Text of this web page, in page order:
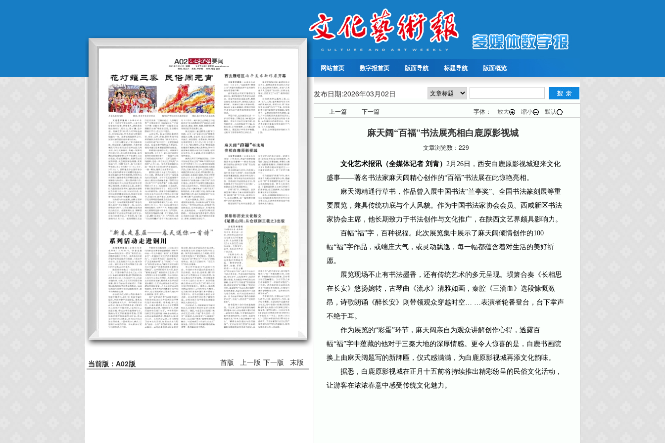
网站首页 数字报首页 版面导航 标题导航 版面概览
当前版：A02版 首版 上一版 下一版 末版
发布日期:2026年03月02日
上一篇 下一篇 字体： 放大 缩小 默认
麻天阔“百福”书法展亮相白鹿原影视城
文章浏览数：229
文化艺术报讯（全媒体记者 刘青） 2月26日，西安白鹿原影视城迎来文化
盛事——著名书法家麻天阔精心创作的“百福”书法展在此惊艳亮相。
麻天阔精通行草书，作品曾入展中国书法“兰亭奖”、全国书法篆刻展等重
要展览，兼具传统功底与个人风貌。作为中国书法家协会会员、西咸新区书法
家协会主席，他长期致力于书法创作与文化推广，在陕西文艺界颇具影响力。
百幅“福”字，百种祝福。此次展览集中展示了麻天阔倾情创作的100
幅“福”字作品，或端庄大气，或灵动飘逸，每一幅都蕴含着对生活的美好祈
愿。
展览现场不止有书法墨香，还有传统艺术的多元呈现。埙箫合奏《长相思
在长安》悠扬婉转，古琴曲《流水》清雅如画，秦腔《三滴血》选段慷慨激
昂，诗歌朗诵《醉长安》则带领观众穿越时空… …表演者轮番登台，台下掌声
不绝于耳。
作为展览的“彩蛋”环节，麻天阔亲自为观众讲解创作心得，透露百
幅“福”字中蕴藏的他对于三秦大地的深厚情感。更令人惊喜的是，白鹿书画院
换上由麻天阔题写的新牌匾，仪式感满满，为白鹿原影视城再添文化韵味。
据悉，白鹿原影视城在正月十五前将持续推出精彩纷呈的民俗文化活动，
让游客在浓浓春意中感受传统文化魅力。